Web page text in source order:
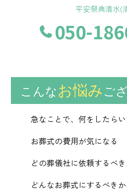
平安祭典清水(
050-
こんなお悩みご
急なことで、何をしたらい
お葬式の費用が気になる
どの葬儀社に依頼するべ
どんなお葬式にするべき